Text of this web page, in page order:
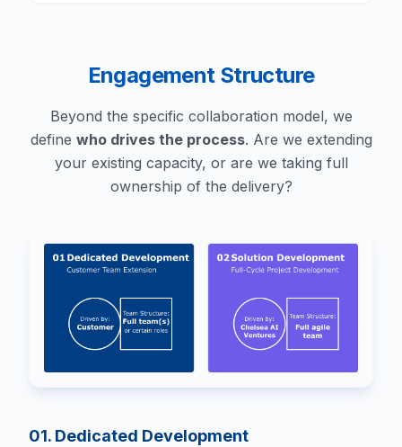
Engagement Structure
Beyond the specific collaboration model, we
define who drives the process. Are we extending
your existing capacity, or are we taking full
ownership of the delivery?
01. Dedicated Development